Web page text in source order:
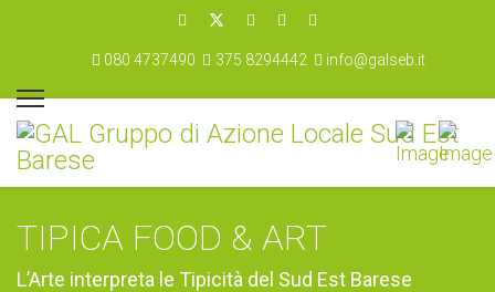
080 4737490 375 8294442 info@galseb.it
TIPICA FOOD & ART
L’Arte interpreta le Tipicità del Sud Est Barese